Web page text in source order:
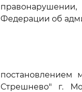
Федерации об
постановлением
Стрешнево" г.